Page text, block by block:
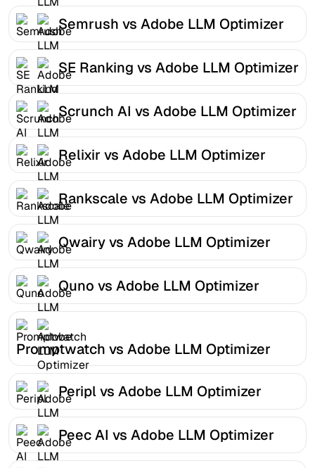
Semrush vs Adobe LLM Optimizer
SE Ranking vs Adobe LLM Optimizer
Scrunch AI vs Adobe LLM Optimizer
Relixir vs Adobe LLM Optimizer
Rankscale vs Adobe LLM Optimizer
Qwairy vs Adobe LLM Optimizer
Quno vs Adobe LLM Optimizer
Promptwatch vs Adobe LLM Optimizer
Peripl vs Adobe LLM Optimizer
Peec AI vs Adobe LLM Optimizer